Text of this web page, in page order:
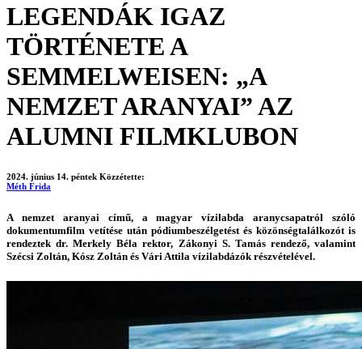
LEGENDÁK IGAZ
TÖRTÉNETE A
SEMMELWEISEN: „A
NEMZET ARANYAI” AZ
ALUMNI FILMKLUBON
2024. június 14. péntek Közzétette:
Méth Frida
A nemzet aranyai című, a magyar vízilabda aranycsapatról szóló
dokumentumfilm vetítése után pódiumbeszélgetést és közönségtalálkozót is
rendeztek dr. Merkely Béla rektor, Zákonyi S. Tamás rendező, valamint
Szécsi Zoltán, Kósz Zoltán és Vári Attila vízilabdázók részvételével.